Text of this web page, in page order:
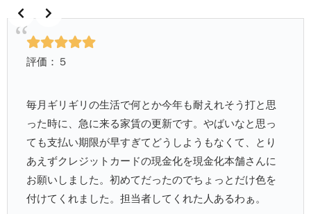
評価：５
毎月ギリギリの生活で何とか今年も耐えれそう打と思
った時に、急に来る家賃の更新です。やばいなと思っ
ても支払い期限が早すぎてどうしようもなくて、とり
あえずクレジットカードの現金化を現金化本舗さんに
お願いしました。初めてだったのでちょっとだけ色を
付けてくれました。担当者してくれた人あるわぁ。